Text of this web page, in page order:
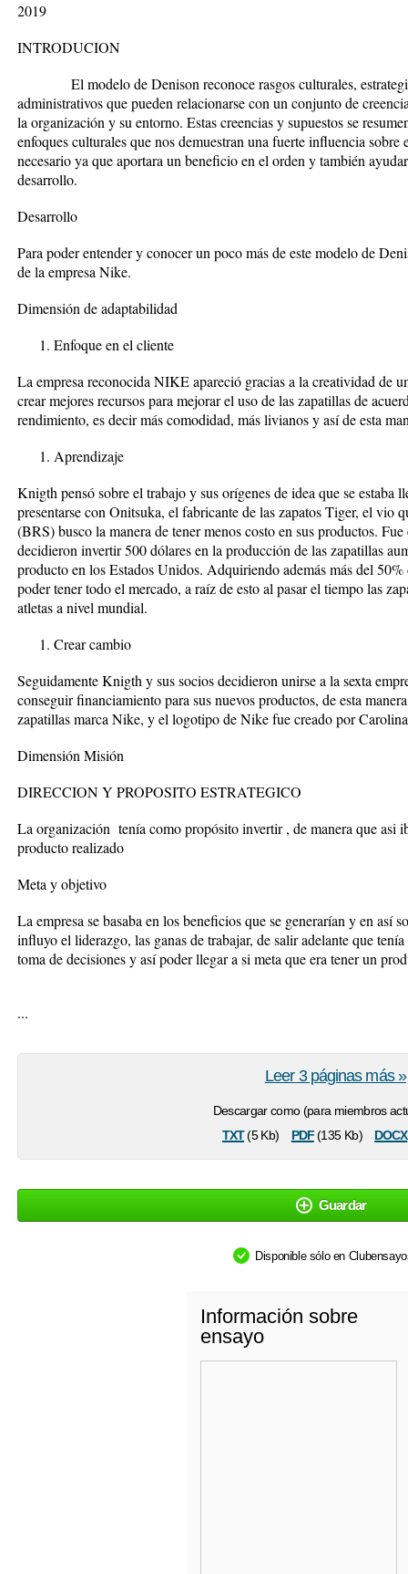
2019
INTRODUCION
El modelo de Denison reconoce rasgos culturales,
administrativos que pueden relacionarse con un conjunto de
la organización y su entorno. Estas creencias y supuestos se
enfoques culturales que nos demuestran una fuerte influencia
necesario ya que aportara un beneficio en el orden y también
desarrollo.
Desarrollo
Para poder entender y conocer un poco más de este modelo de
de la empresa Nike.
Dimensión de adaptabilidad
Enfoque en el cliente
La empresa reconocida NIKE apareció gracias a la creatividad de
crear mejores recursos para mejorar el uso de las zapatillas de
rendimiento, es decir más comodidad, más livianos y así de esta
Aprendizaje
Knigth pensó sobre el trabajo y sus orígenes de idea que se estaba
presentarse con Onitsuka, el fabricante de las zapatos Tiger, el vio
(BRS) busco la manera de tener menos costo en sus productos.
decidieron invertir 500 dólares en la producción de las zapatillas
producto en los Estados Unidos. Adquiriendo además más del
poder tener todo el mercado, a raíz de esto al pasar el tiempo las
atletas a nivel mundial.
Crear cambio
Seguidamente Knigth y sus socios decidieron unirse a la sexta
conseguir financiamiento para sus nuevos productos, de esta
zapatillas marca Nike, y el logotipo de Nike fue creado por
Dimensión Misión
DIRECCION Y PROPOSITO ESTRATEGICO
La organización tenía como propósito invertir , de manera que asi
producto realizado
Meta y objetivo
La empresa se basaba en los beneficios que se generarían y en así
influyo el liderazgo, las ganas de trabajar, de salir adelante que
toma de decisiones y así poder llegar a si meta que era tener un
...
Descargar como (para miembros
txt(5 Kb) pdf(135 Kb) docx
Leer 3 páginas más »
Guardar
Disponible sólo en
Información sobre
ensayo